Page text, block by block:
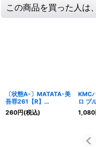
この商品を買った人は
〔状態A-〕MATATA-美
吾罪261【R】
{25EX322/80}《自
然》
260円(税込)
KMC
ロ ブ
{-}
1,080